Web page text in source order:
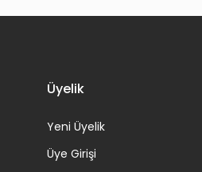
Üyelik
Yeni Üyelik
Üye Girişi